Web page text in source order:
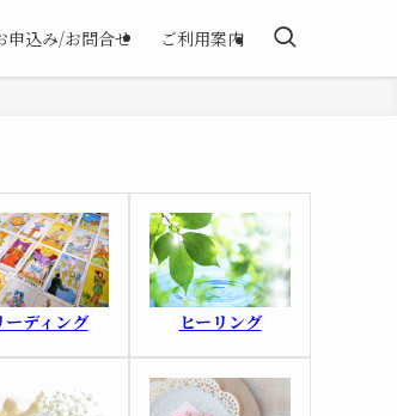
申込み/お問合せ ご利用案内
ーディング ヒーリング